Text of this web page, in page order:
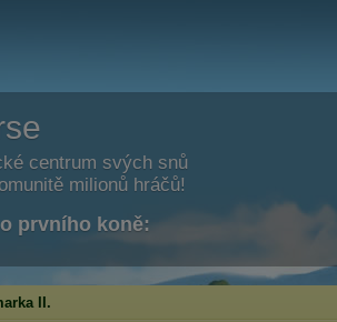
centrum svých snů
milionů hráčů!
prvního koně:
II.